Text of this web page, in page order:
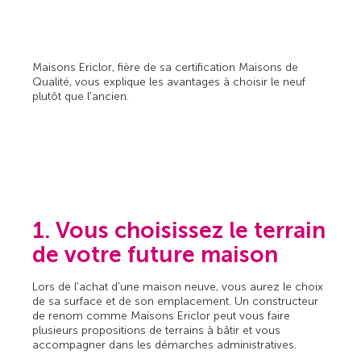
Maisons Ericlor, fière de sa certification Maisons de
Qualité, vous explique les avantages à choisir le neuf
plutôt que l'ancien.
1. Vous choisissez le terrain
de votre future maison
Lors de l'achat d'une maison neuve, vous aurez le choix
de sa surface et de son emplacement. Un constructeur
de renom comme Maisons Ericlor peut vous faire
plusieurs propositions de terrains à bâtir et vous
accompagner dans les démarches administratives.